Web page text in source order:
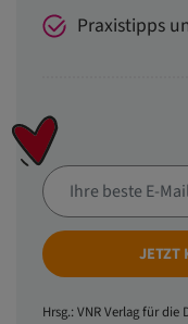
Praxistipps
JETZT
Hrsg.: VNR Verlag für